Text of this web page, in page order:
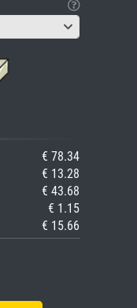
€ 78.34
€ 13.28
€ 43.68
€ 1.15
€ 15.66